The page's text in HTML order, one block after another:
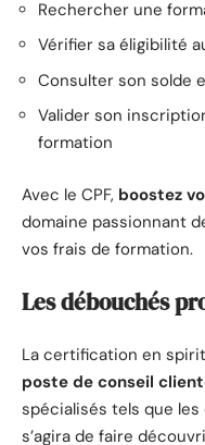
Rechercher une
Vérifier sa éligibilité
Consulter son solde
Valider son
formation
Avec le CPF, boostez
domaine passionnant
vos frais de formation.
Les débouchés
La certification en
poste de conseil
spécialisés tels que
s’agira de faire